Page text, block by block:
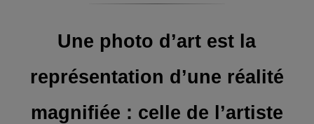
Une photo d’art est la
représentation d’une réalité
magnifiée : celle de l’artiste